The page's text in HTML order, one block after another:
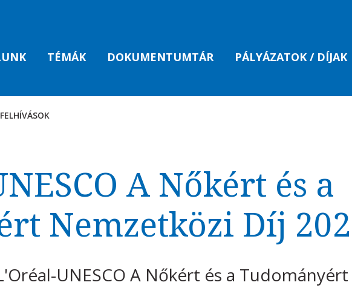
TÉMÁK DOKUMENTUMTÁR PÁLYÁZATOK / DÍJAK
A Nőkért és a
Nemzetközi Díj
UNESCO A Nőkért és a Tudományért